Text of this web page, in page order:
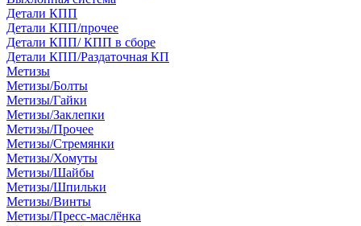
Детали КПП
Детали КПП/прочее
Детали КПП/ КПП в сборе
Детали КПП/Раздаточная КП
Метизы
Метизы/Болты
Метизы/Гайки
Метизы/Заклепки
Метизы/Прочее
Метизы/Стремянки
Метизы/Хомуты
Метизы/Шайбы
Метизы/Шпильки
Метизы/Винты
Метизы/Пресс-маслёнка